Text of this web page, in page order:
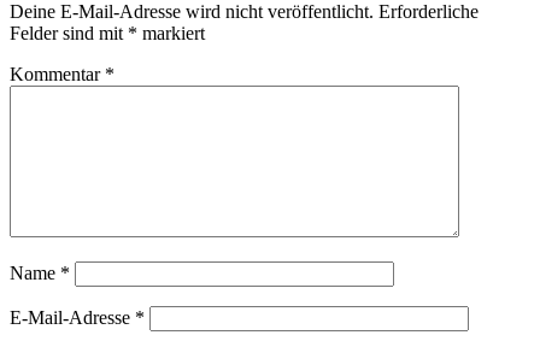
Deine E-Mail-Adresse wird nicht veröffentlicht. Erforderliche
Felder sind mit * markiert
Kommentar *
Name *
E-Mail-Adresse *